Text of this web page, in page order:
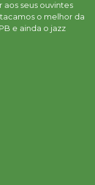
seus ouvintes
o melhor da
e ainda o jazz